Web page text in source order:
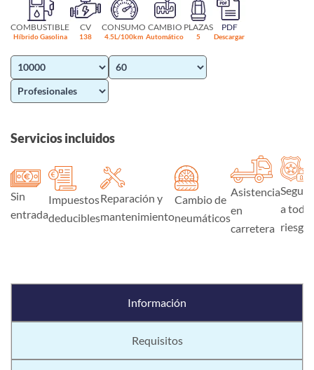
COMBUSTIBLE
Híbrido Gasolina
CV
138
CONSUMO
4.5L/100km
CAMBIO
Automático
PLAZAS
5
PDF
Descargar
Servicios incluidos
Sin
entrada
Impuestos
deducibles
Reparación y
mantenimiento
Cambio de
neumáticos
Asistencia
en
carretera
Seguro
a todo
riesgo
Información
Requisitos